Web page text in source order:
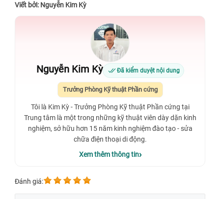
Viết bởi: Nguyễn Kim Kỳ
Nguyễn Kim Kỳ Đã kiểm duyệt nội dung
Trưởng Phòng Kỹ thuật Phần cứng
Tôi là Kim Kỳ - Trưởng Phòng Kỹ thuật Phần cứng tại
Trung tâm là một trong những kỹ thuật viên dày dặn kinh
nghiệm, sở hữu hơn 15 năm kinh nghiệm đào tạo - sửa
chữa điện thoại di động.
Xem thêm thông tin
Đánh giá: